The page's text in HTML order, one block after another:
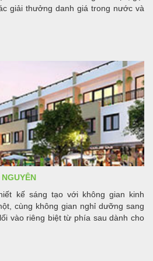
giải thưởng danh giá trong nước và
Grand thể hiện mong muốn vươn
gồm các BĐS đặc biệt sang trọng,
chuẩn sống,dịch vụ đẳng cấp theo
kế sáng tạo với không gian kinh
cùng không gian nghỉ dưỡng sang
vào riêng biệt từ phía sau dành cho